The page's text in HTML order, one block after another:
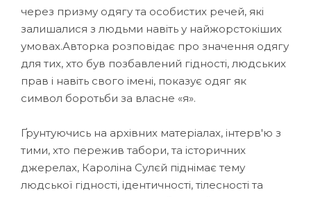
через призму одягу та особистих речей, які
залишалися з людьми навіть у найжорстокіших
умовах.Авторка розповідає про значення одягу
для тих, хто був позбавлений гідності, людських
прав і навіть свого імені, показує одяг як
символ боротьби за власне «я».
Ґрунтуючись на архівних матеріалах, інтерв'ю з
тими, хто пережив табори, та історичних
джерелах, Кароліна Сулєй піднімає тему
людської гідності, ідентичності, тілесності та